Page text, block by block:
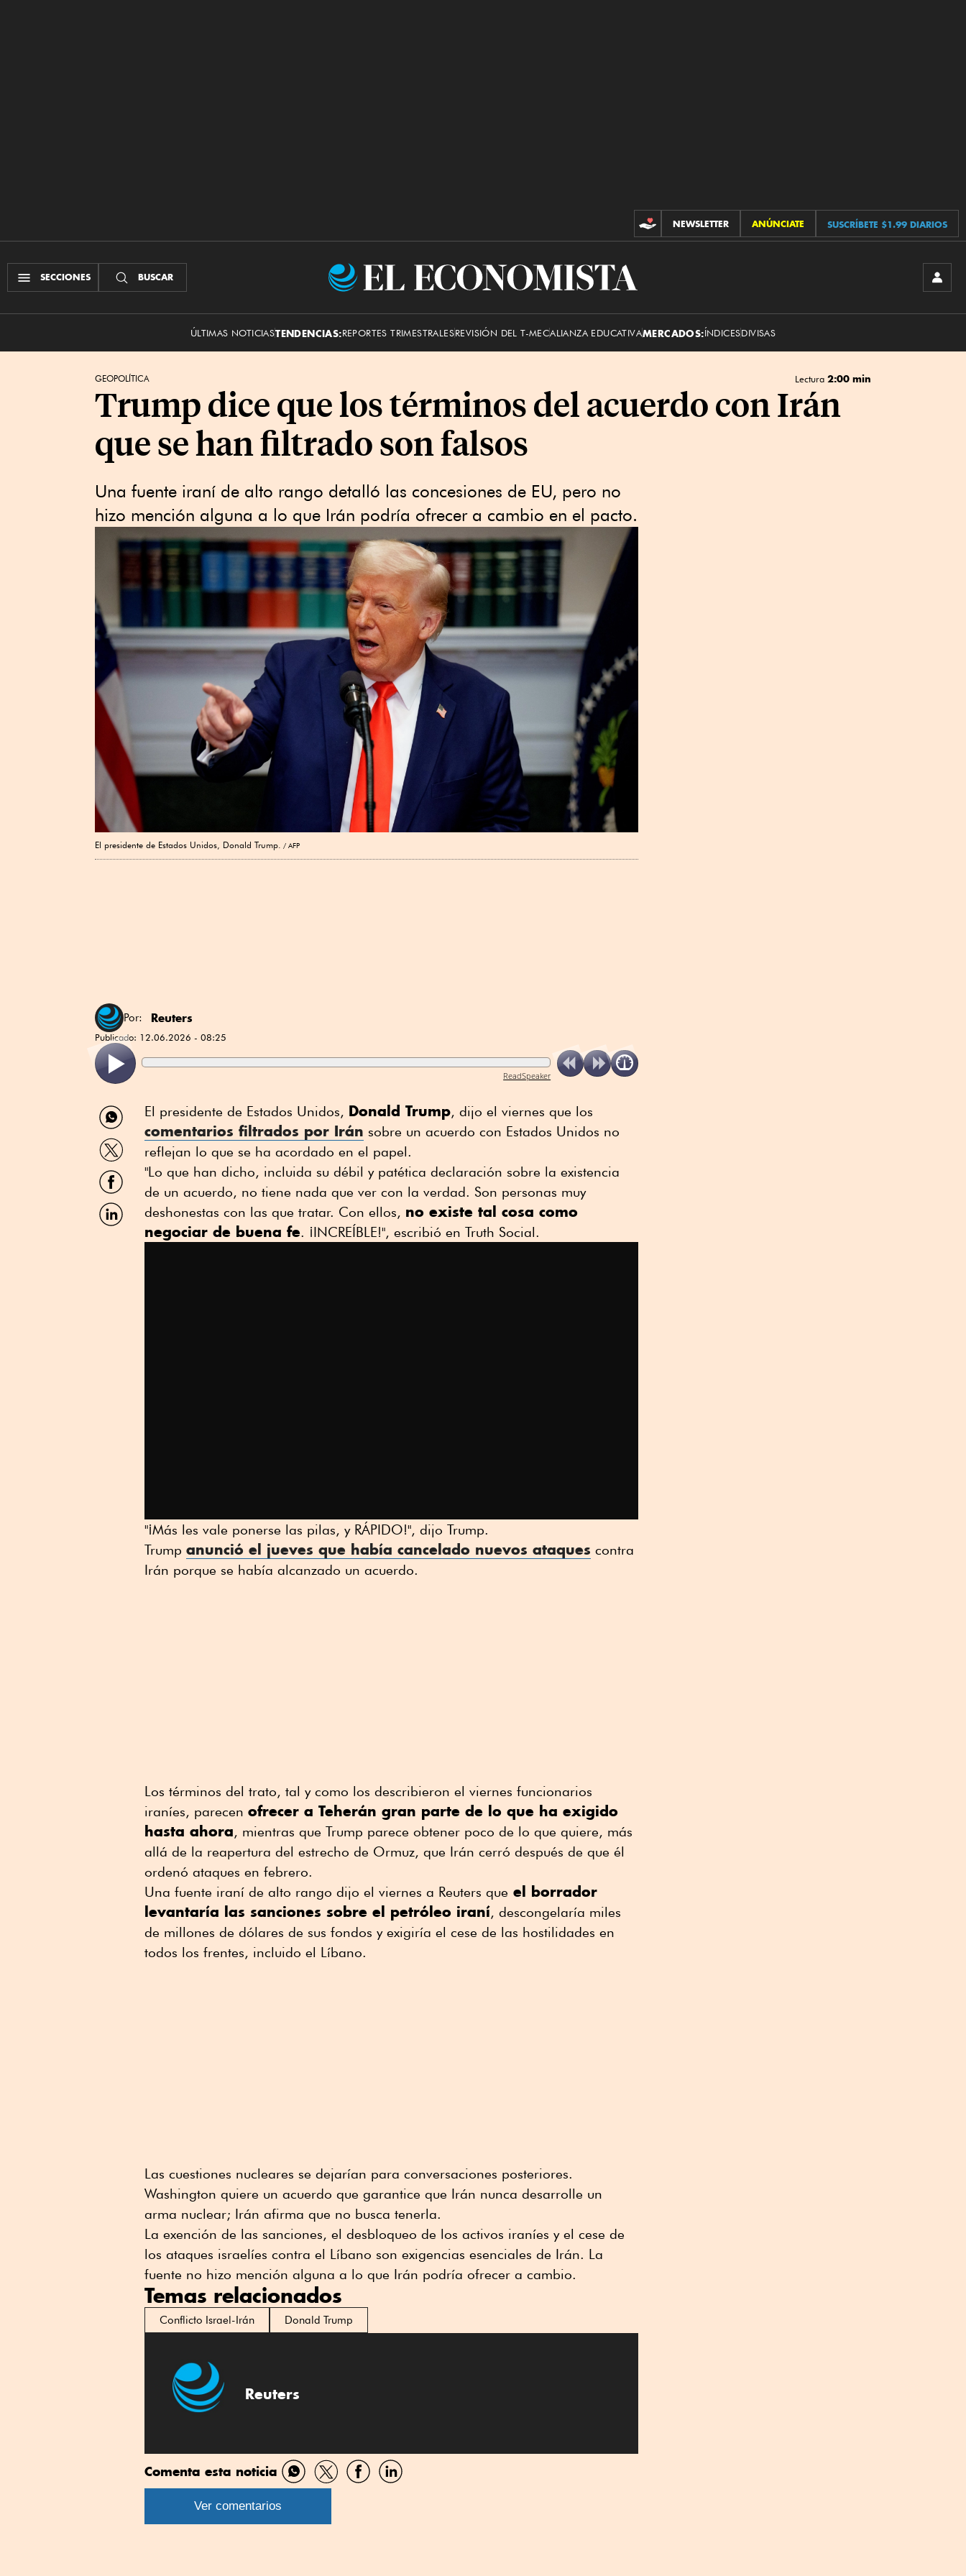
CONTRIBUCIONES
NEWSLETTER ANÚNCIATE SUSCRÍBETE $1.99 DIARIOS
SECCIONES BUSCAR
El
ÚLTIMAS NOTICIASTENDENCIAS:REPORTES TRIMESTRALESREVISIÓN DEL T-MECALIANZA EDUCATIVAMERCADOS:ÍNDICESDIVISAS
GEOPOLÍTICA Lectura 2:00 min
Trump dice que los términos del acuerdo con Irán
que se han filtrado son falsos
Una fuente iraní de alto rango detalló las concesiones de EU, pero no
hizo mención alguna a lo que Irán podría ofrecer a cambio en el pacto.
El presidente de Estados Unidos, Donald Trump. AFP
Por: Reuters
Publicado: 12.06.2026 - 08:25
ReadSpeaker
Compartir
por
WhatsApp
Compartir
por
Twitter
Compartir
por
Facebook
Compartir
por
El presidente de Estados Unidos, Donald Trump, dijo el viernes que los
comentarios filtrados por Irán sobre un acuerdo con Estados Unidos no
reflejan lo que se ha acordado en el papel.
"Lo que han dicho, incluida su débil y patética declaración sobre la existencia
de un acuerdo, no tiene nada que ver con la verdad. Son personas muy
deshonestas con las que tratar. Con ellos, no existe tal cosa como
negociar de buena fe. ¡INCREÍBLE!", escribió en Truth Social.
"¡Más les vale ponerse las pilas, y RÁPIDO!", dijo Trump.
Trump anunció el jueves que había cancelado nuevos ataques contra
Irán porque se había alcanzado un acuerdo.
Los términos del trato, tal y como los describieron el viernes funcionarios
iraníes, parecen ofrecer a Teherán gran parte de lo que ha exigido
hasta ahora, mientras que Trump parece obtener poco de lo que quiere, más
allá de la reapertura del estrecho de Ormuz, que Irán cerró después de que él
ordenó ataques en febrero.
Una fuente iraní de alto rango dijo el viernes a Reuters que el borrador
levantaría las sanciones sobre el petróleo iraní, descongelaría miles
de millones de dólares de sus fondos y exigiría el cese de las hostilidades en
todos los frentes, incluido el Líbano.
Las cuestiones nucleares se dejarían para conversaciones posteriores.
Washington quiere un acuerdo que garantice que Irán nunca desarrolle un
arma nuclear; Irán afirma que no busca tenerla.
La exención de las sanciones, el desbloqueo de los activos iraníes y el cese de
los ataques israelíes contra el Líbano son exigencias esenciales de Irán. La
fuente no hizo mención alguna a lo que Irán podría ofrecer a cambio.
Temas relacionados
Conflicto Israel-Irán Donald Trump
Reuters
Comenta esta noticia
Compartir
por
Compartir
por
CompartirCompartir
Ver comentarios